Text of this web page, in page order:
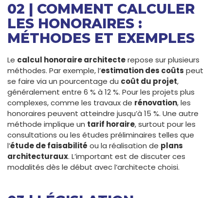
02 | COMMENT CALCULER
LES HONORAIRES :
MÉTHODES ET EXEMPLES
Le calcul honoraire architecterepose sur plusieurs
méthodes. Par exemple, l’estimation des coûts peut
se faire via un pourcentage du coût du projet,
généralement entre 6 % à 12 %. Pour les projets plus
complexes, comme les travaux de rénovation, les
honoraires peuvent atteindre jusqu’à 15 %. Une autre
méthode implique un tarif horaire, surtout pour les
consultations ou les études préliminaires telles que
l’étude de faisabilité ou la réalisation de plans
architecturaux. L’important est de discuter ces
modalités dès le début avec l’architecte choisi.